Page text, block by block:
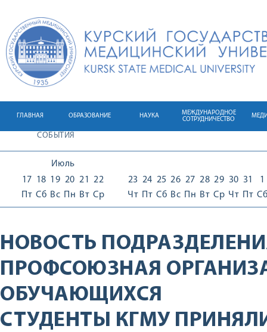
ГЛАВНАЯ ОБРАЗОВАНИЕ НАУКА
МЕЖДУНАРОДНОЕ
СОТРУДНИЧЕСТВО
СОБЫТИЯ
Июль
17
Пт
18
Сб
19
Вс
20
Пн
21
Вт
22
Ср
23
Чт
24
Пт
25
Сб
26
Вс
27
Пн
28
Вт
29
Ср
30
Чт
31
Пт
1
Сб
НОВОСТЬ
ПРОФСОЮЗНАЯ
ОБУЧАЮЩИХСЯ
СТУДЕНТЫ КГМУ